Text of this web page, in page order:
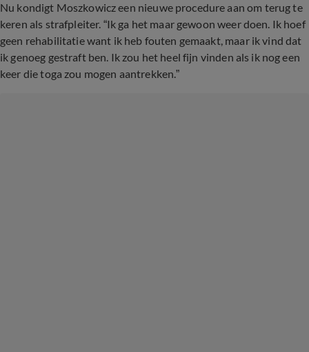
Nu kondigt Moszkowicz een nieuwe procedure aan om terug te
keren als strafpleiter. “Ik ga het maar gewoon weer doen. Ik hoef
geen rehabilitatie want ik heb fouten gemaakt, maar ik vind dat
ik genoeg gestraft ben. Ik zou het heel fijn vinden als ik nog een
keer die toga zou mogen aantrekken.”